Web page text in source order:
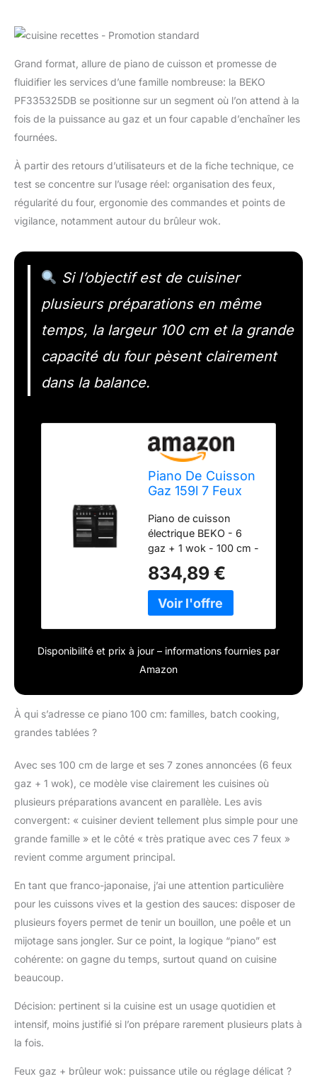
Grand format, allure de piano de cuisson et promesse de
fluidifier les services d’une famille nombreuse: la BEKO
PF335325DB se positionne sur un segment où l’on attend à la
fois de la puissance au gaz et un four capable d’enchaîner les
fournées.
À partir des retours d’utilisateurs et de la fiche technique, ce
test se concentre sur l’usage réel: organisation des feux,
régularité du four, ergonomie des commandes et points de
vigilance, notamment autour du brûleur wok.
Si l’objectif est de cuisiner
plusieurs préparations en même
temps, la largeur 100 cm et la grande
capacité du four pèsent clairement
dans la balance.
Piano De Cuisson
Gaz 159l 7 Feux
PF335325DB
Piano de cuisson
électrique BEKO - 6
gaz + 1 wok - 100 cm -
rapido2shop
834,89 €
Disponibilité et prix à jour – informations fournies par
Amazon
À qui s’adresse ce piano 100 cm: familles, batch cooking,
grandes tablées ?
Avec ses 100 cm de large et ses 7 zones annoncées (6 feux
gaz + 1 wok), ce modèle vise clairement les cuisines où
plusieurs préparations avancent en parallèle. Les avis
convergent: « cuisiner devient tellement plus simple pour une
grande famille » et le côté « très pratique avec ces 7 feux »
revient comme argument principal.
En tant que franco-japonaise, j’ai une attention particulière
pour les cuissons vives et la gestion des sauces: disposer de
plusieurs foyers permet de tenir un bouillon, une poêle et un
mijotage sans jongler. Sur ce point, la logique “piano” est
cohérente: on gagne du temps, surtout quand on cuisine
beaucoup.
Décision: pertinent si la cuisine est un usage quotidien et
intensif, moins justifié si l’on prépare rarement plusieurs plats à
la fois.
Feux gaz + brûleur wok: puissance utile ou réglage délicat ?